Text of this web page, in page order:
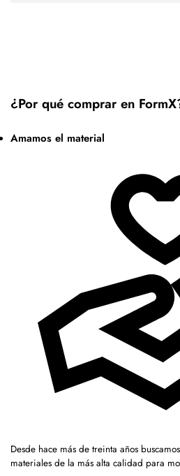
¿Por qué comprar en
Amamos el material
Desde hace más de treinta años
materiales de la más alta calidad para